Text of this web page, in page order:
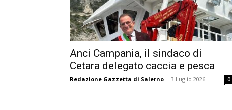
Anci Campania, il sindaco di
Cetara delegato caccia e pesca
Redazione Gazzetta di Salerno - 3 Luglio 2026 0